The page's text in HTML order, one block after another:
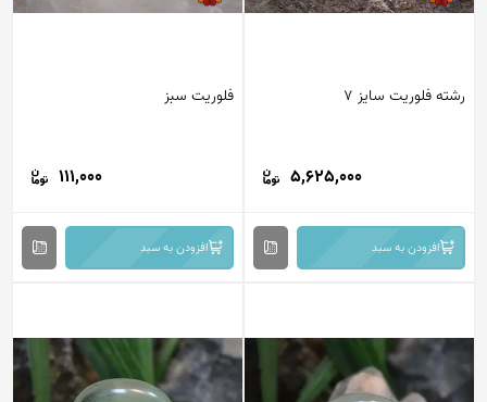
رشته فلوریت سایز 7
5,625,000
افزودن به سبد
فلوریت سبز
111,000
افزودن به سبد